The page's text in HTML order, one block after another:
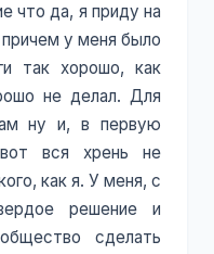
что да, я приду на
у меня было
так хорошо, как
не делал. Для
ну и, в первую
вся хрень не
как я. У меня, с
решение и
сделать